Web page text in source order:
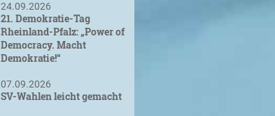
24.09.2026
21. Demokratie-Tag
Rheinland-Pfalz: „Power of
Democracy. Macht
Demokratie!“
07.09.2026
SV-Wahlen leicht gemacht